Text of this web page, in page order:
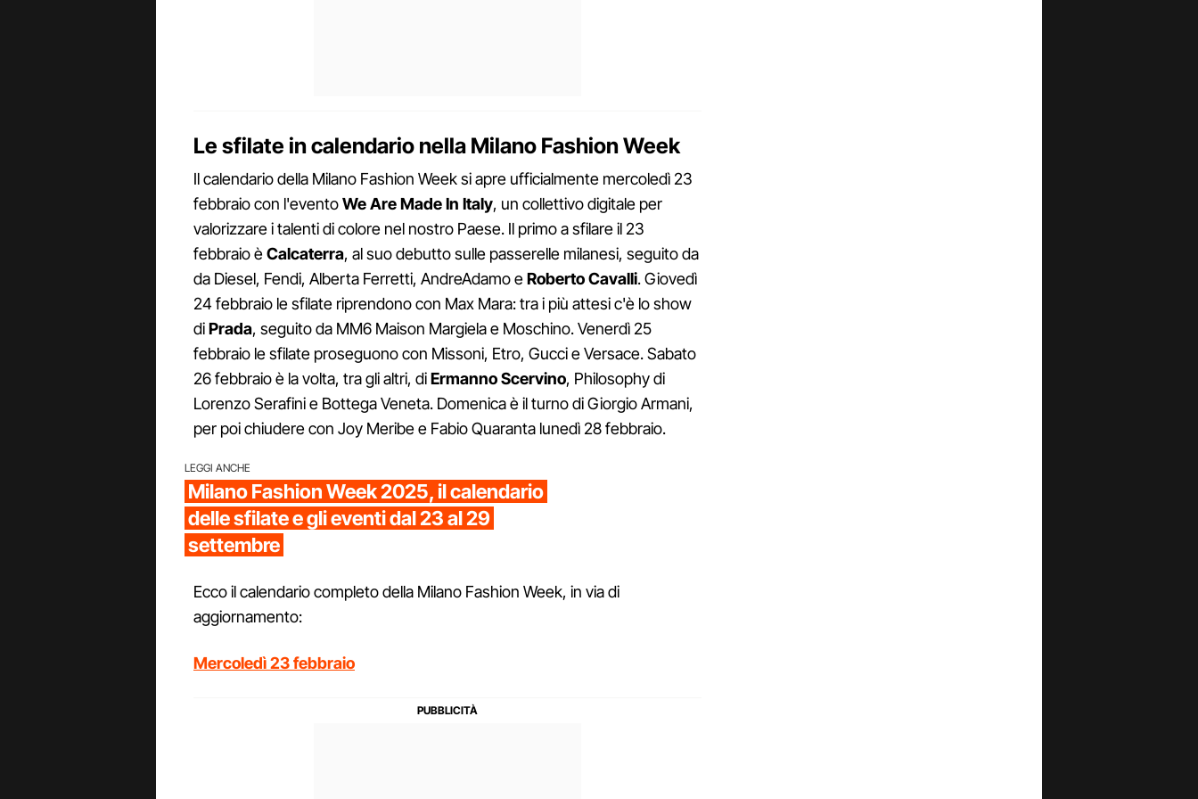
Le sfilate in calendario nella Milano Fashion Week
Il calendario della Milano Fashion Week si apre ufficialmente mercoledì 23
febbraio con l'eventoWe Are Made In Italy, un collettivo digitale per
valorizzare i talenti di colore nel nostro Paese. Il primo a sfilare il 23
febbraio èCalcaterra, al suo debutto sulle passerelle milanesi, seguito da
da Diesel, Fendi, Alberta Ferretti, AndreAdamo eRoberto Cavalli. Giovedì
24 febbraio le sfilate riprendono con Max Mara: tra i più attesi c'è lo show
diPrada, seguito da MM6 Maison Margiela e Moschino. Venerdì 25
febbraio le sfilate proseguono con Missoni, Etro, Gucci e Versace. Sabato
26 febbraio è la volta, tra gli altri, diErmanno Scervino, Philosophy di
Lorenzo Serafini e Bottega Veneta. Domenica è il turno di Giorgio Armani,
per poi chiudere con Joy Meribe e Fabio Quaranta lunedì 28 febbraio.
LEGGI ANCHE
Milano Fashion Week 2025, il calendario
delle sfilate e gli eventi dal 23 al 29
settembre
Ecco il calendario completo della Milano Fashion Week, in via di
aggiornamento:
Mercoledì 23 febbraio